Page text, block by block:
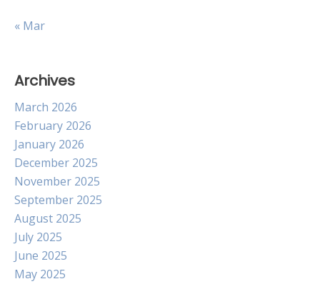
« Mar
Archives
March 2026
February 2026
January 2026
December 2025
November 2025
September 2025
August 2025
July 2025
June 2025
May 2025